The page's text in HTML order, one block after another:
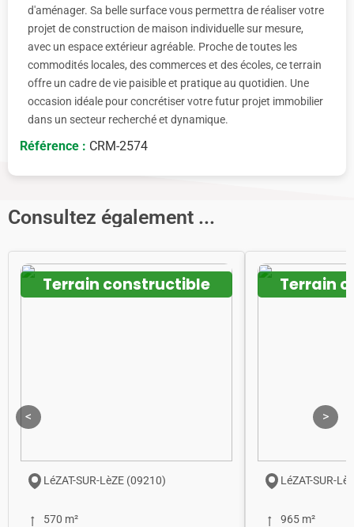
d'aménager. Sa belle surface vous permettra de réaliser votre
projet de construction de maison individuelle sur mesure,
avec un espace extérieur agréable. Proche de toutes les
commodités locales, des commerces et des écoles, ce terrain
offre un cadre de vie paisible et pratique au quotidien. Une
occasion idéale pour concrétiser votre futur projet immobilier
dans un secteur recherché et dynamique.
Référence : CRM-2574
Consultez également ...
<
Terrain constructible
LéZAT-SUR-LèZE (09210)
570 m²
Terrain
LéZAT-SUR-
965 m²
>